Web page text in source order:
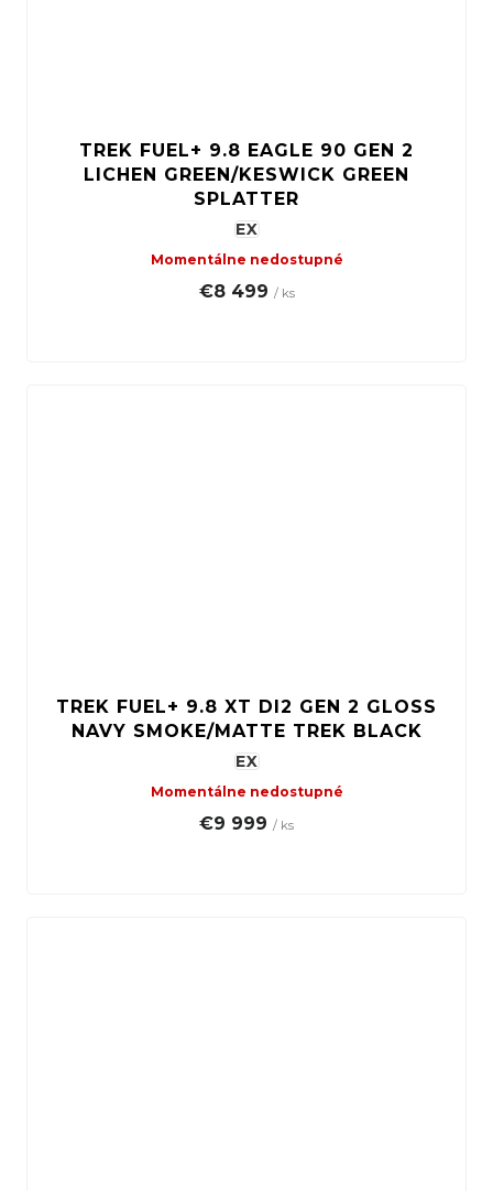
TREK FUEL+ 9.8 EAGLE 90 GEN 2
LICHEN GREEN/KESWICK GREEN
SPLATTER
EX
Momentálne nedostupné
€8 499 / ks
TREK FUEL+ 9.8 XT DI2 GEN 2 GLOSS
NAVY SMOKE/MATTE TREK BLACK
EX
Momentálne nedostupné
€9 999 / ks